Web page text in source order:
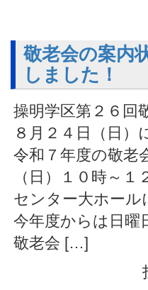
敬老会の案内
しました！
操明学区第２６回
８月２４日（日）
令和７年度の敬老
（日）１０時～
センター大ホール
今年度からは日曜
敬老会 […]